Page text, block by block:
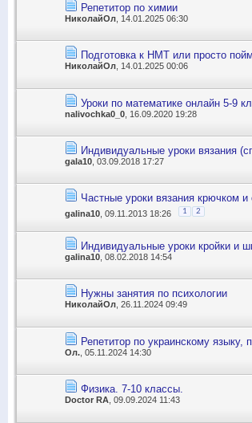
Репетитор по химии
НиколайОл , 14.01.2025 06:30
Подготовка к НМТ или просто
НиколайОл , 14.01.2025 00:06
Уроки по математике онлайн 5-9
nalivochka0_0 , 16.09.2020 19:28
Индивидуальные уроки вязания
gala10 , 03.09.2018 17:27
Частные уроки вязания крючком и
galina10 , 09.11.2013 18:26 1 2
Индивидуальные уроки кройки и
galina10 , 08.02.2018 14:54
Нужны занятия по психологии
НиколайОл, 26.11.2024 09:49
Репетитор по украинскому языку,
Ол. , 05.11.2024 14:30
Физика. 7-10 классы.
Doctor RA , 09.09.2024 11:43